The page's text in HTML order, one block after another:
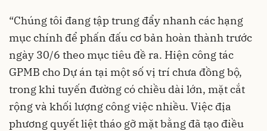
“Chúng tôi đang tập trung đẩy nhanh các hạng
mục chính để phấn đấu cơ bản hoàn thành trước
ngày 30/6 theo mục tiêu đề ra. Hiện công tác
GPMB cho Dự án tại một số vị trí chưa đồng bộ,
trong khi tuyến đường có chiều dài lớn, mặt cắt
rộng và khối lượng công việc nhiều. Việc địa
phương quyết liệt tháo gỡ mặt bằng đã tạo điều